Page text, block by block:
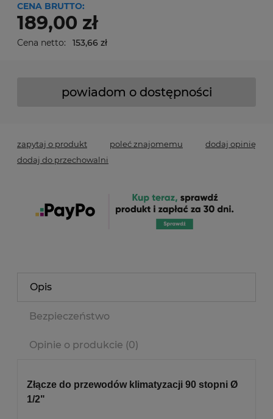
CENA BRUTTO:
189,00 zł
Cena netto: 153,66 zł
powiadom o dostępności
zapytaj o produkt poleć znajomemu
dodaj opinię
dodaj do przechowalni
Opis
Bezpieczeństwo
Opinie o produkcie (0)
Złącze do przewodów klimatyzacji 90 stopni Ø
1/2"